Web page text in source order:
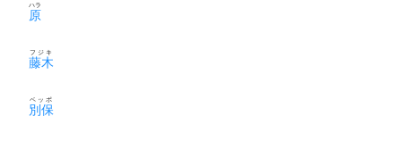
原
ハラ
藤木
フジキ
別保
ベッポ